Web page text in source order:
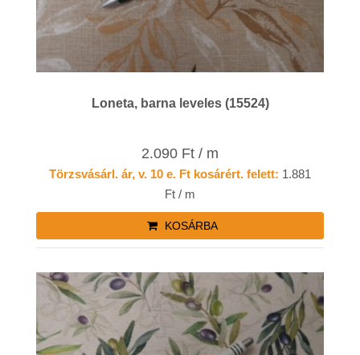
Loneta, barna leveles (15524)
2.090 Ft / m
Törzsvásárl. ár, v. 10 e. Ft kosárért. felett: 1.881
Ft / m
KOSÁRBA